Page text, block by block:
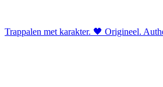
Trappalen met karakter. 🖤 Origineel.